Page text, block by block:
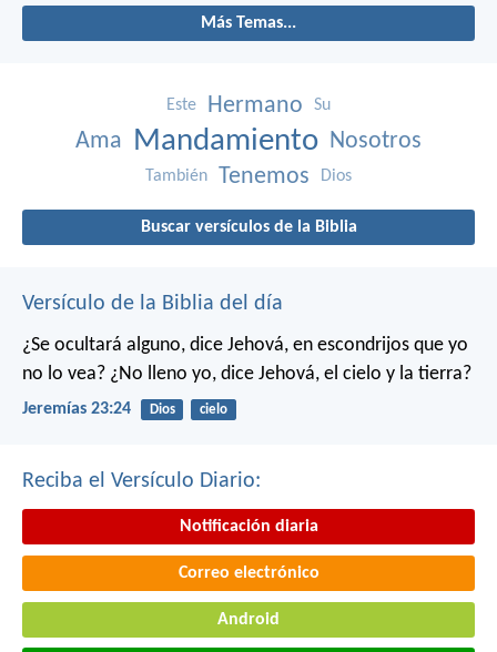
Más Temas...
Este Hermano Su
Ama Mandamiento Nosotros
También Tenemos Dios
Buscar versículos de la Biblia
Versículo de la Biblia del día
¿Se ocultará alguno, dice Jehová, en escondrijos que yo
no lo vea? ¿No lleno yo, dice Jehová, el cielo y la tierra?
Jeremías 23:24 Dios cielo
Reciba el Versículo Diario:
Notificación diaria
Correo electrónico
Android